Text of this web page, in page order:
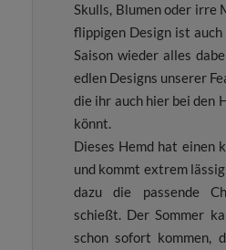
Skulls, Blumen oder irre
flippigen Design ist
Saison wieder alles
edlen Designs unserer
die ihr auch hier bei den
könnt.
Dieses Hemd hat einen
und kommt extrem
dazu die passende
schießt. Der Sommer
schon sofort kommen,